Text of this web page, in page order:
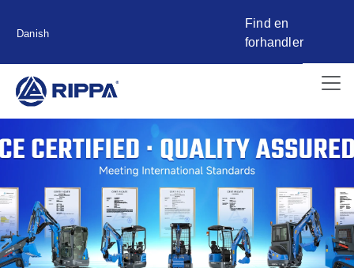
Danish
Find en
forhandler